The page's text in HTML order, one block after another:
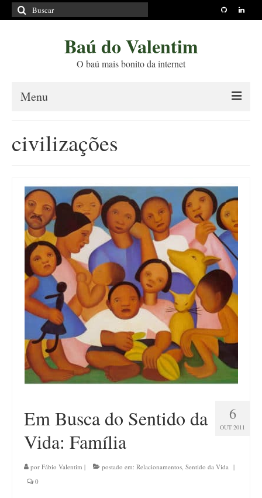
Buscar
por:
Baú do Valentim
O baú mais bonito da internet
Menu
Princípios Editoriais
Livros
Projetos
Blog
Contato
civilizações
6
OUT 2011
Em Busca do Sentido da
Vida: Família
por Fábio Valentim | postado em: Relacionamentos, Sentido da Vida |
0